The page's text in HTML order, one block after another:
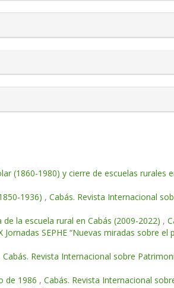
(1860-1980) y cierre de escuelas rurales
1936) , Cabás. Revista Internacional
de la escuela rural en Cabás (2009-2022) ,
SEPHE “Nuevas miradas sobre
Cabás. Revista Internacional sobre
de 1986 , Cabás. Revista Internacional